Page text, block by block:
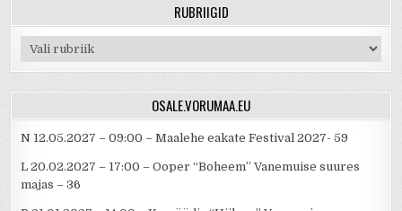
RUBRIIGID
Rubriigid
OSALE.VORUMAA.EU
N 12.05.2027 – 09:00 – Maalehe eakate Festival 2027- 59
L 20.02.2027 – 17:00 – Ooper “Boheem” Vanemuise suures
majas – 36